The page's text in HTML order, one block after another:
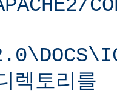
렉토리를